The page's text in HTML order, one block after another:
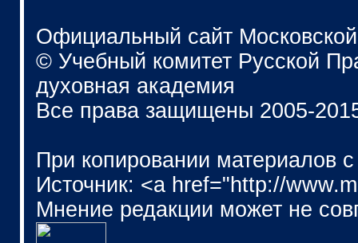
Официальный сайт
© Учебный комитет Русской
духовная академия
Все права защищены 2005-
При копировании материалов
Источник: <a href="http://
Мнение редакции может не